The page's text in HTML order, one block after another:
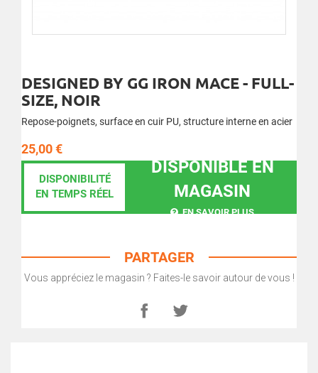
DESIGNED BY GG IRON MACE - FULL-
SIZE, NOIR
Repose-poignets, surface en cuir PU, structure interne en acier
25,00 €
DISPONIBILITÉ
EN TEMPS RÉEL
DISPONIBLE EN
MAGASIN
EN SAVOIR PLUS
PARTAGER
Vous appréciez le magasin ? Faites-le savoir autour de vous !